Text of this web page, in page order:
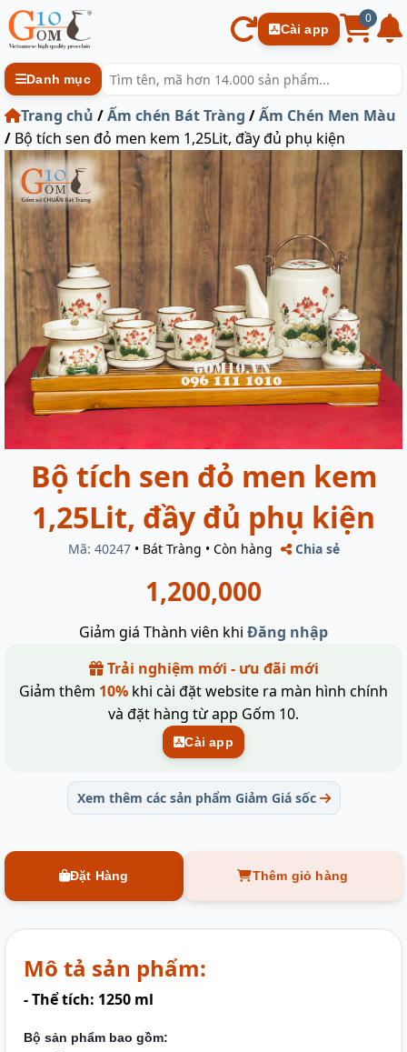
Cài app
0
Danh mục
Trang chủ /Ấm chén Bát Tràng /Ấm Chén Men Màu
/ Bộ tích sen đỏ men kem 1,25Lit, đầy đủ phụ kiện
Bộ tích sen đỏ men kem
1,25Lit, đầy đủ phụ kiện
Mã: 40247 • Bát Tràng • Còn hàng Chia sẻ
1,200,000
Giảm giá Thành viên khi Đăng nhập
Trải nghiệm mới - ưu đãi mới
Giảm thêm 10% khi cài đặt website ra màn hình chính
và đặt hàng từ app Gốm 10.
Cài app
Xem thêm các sản phẩm Giảm Giá sốc
Đặt Hàng Thêm giỏ hàng
Mô tả sản phẩm:
- Thể tích: 1250 ml
Bộ sản phẩm bao gồm: